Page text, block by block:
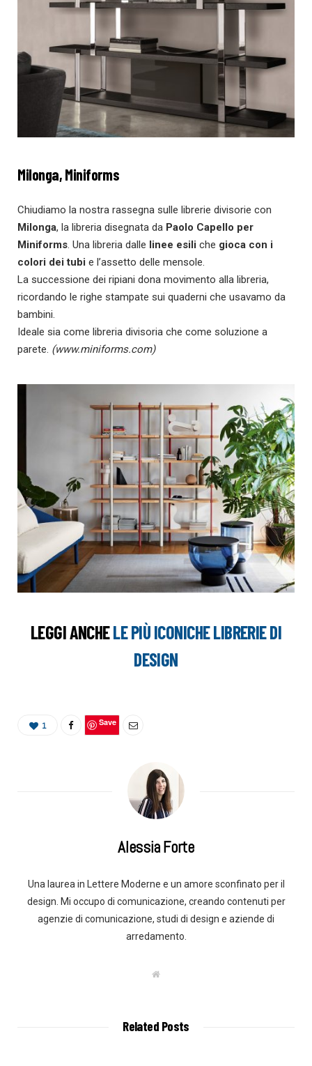
Milonga, Miniforms
Chiudiamo la nostra rassegna sulle librerie divisorie con
Milonga, la libreria disegnata da Paolo Capello per
Miniforms. Una libreria dalle linee esili che gioca con i
colori dei tubi e l’assetto delle mensole.
‎La successione dei ripiani dona movimento alla libreria,
ricordando le righe stampate sui quaderni che usavamo da
bambini.
‎Ideale sia come libreria divisoria che come soluzione a
parete. (www.miniforms.com)
LEGGI ANCHELE PIÙ ICONICHE LIBRERIE DI
DESIGN
1 Save
Alessia Forte
Una laurea in Lettere Moderne e un amore sconfinato per il
design. Mi occupo di comunicazione, creando contenuti per
agenzie di comunicazione, studi di design e aziende di
arredamento.
W
Related Posts